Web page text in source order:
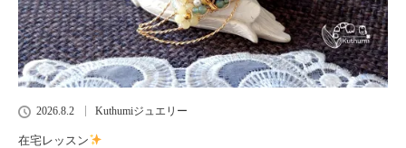
2026.8.2 Kuthumiジュエリー
在宅レッスン